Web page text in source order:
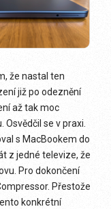
že nastal ten
již po odeznění
až tak moc
Osvědčil se v praxi.
s MacBookem do
z jedné televize, že
Pro dokončení
Přestože
konkrétní